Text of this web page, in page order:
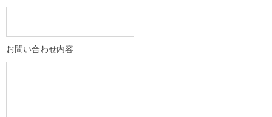
お問い合わせ内容